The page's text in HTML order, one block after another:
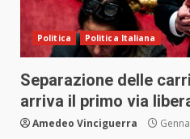
Politica Politica Italiana
Separazione delle
arriva il primo via
Amedeo Vinciguerra